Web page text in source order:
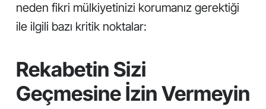
neden fikri mülkiyetinizi korumanız gerektiği
ile ilgili bazı kritik noktalar:
Rekabetin Sizi
Geçmesine İzin Vermeyin